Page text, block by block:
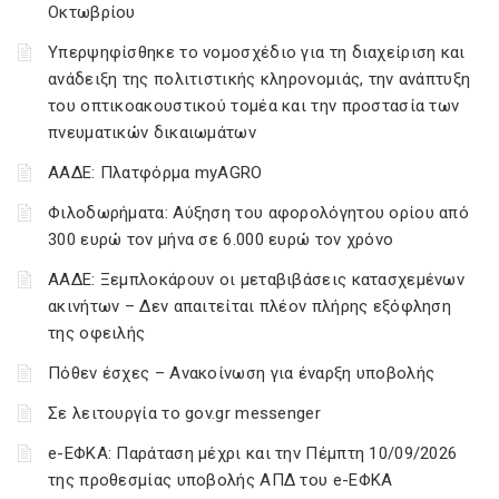
Οκτωβρίου
Υπερψηφίσθηκε το νομοσχέδιο για τη διαχείριση και
ανάδειξη της πολιτιστικής κληρονομιάς, την ανάπτυξη
του οπτικοακουστικού τομέα και την προστασία των
πνευματικών δικαιωμάτων
ΑΑΔΕ: Πλατφόρμα myAGRO
Φιλοδωρήματα: Αύξηση του αφορολόγητου ορίου από
300 ευρώ τον μήνα σε 6.000 ευρώ τον χρόνο
ΑΑΔΕ: Ξεμπλοκάρουν οι μεταβιβάσεις κατασχεμένων
ακινήτων – Δεν απαιτείται πλέον πλήρης εξόφληση
της οφειλής
Πόθεν έσχες – Ανακοίνωση για έναρξη υποβολής
Σε λειτουργία το gov.gr messenger
e-ΕΦΚΑ: Παράταση μέχρι και την Πέμπτη 10/09/2026
της προθεσμίας υποβολής ΑΠΔ του e-ΕΦΚΑ